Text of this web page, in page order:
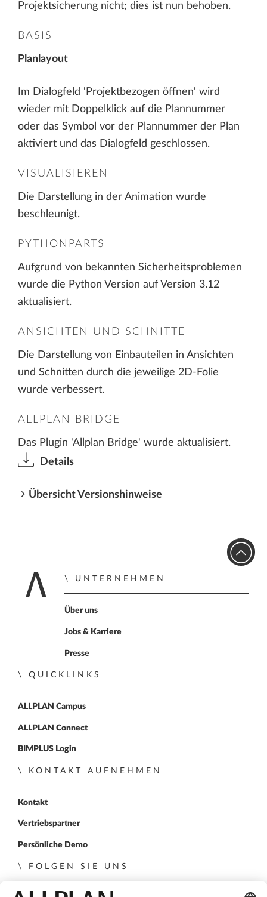
Projektsicherung nicht; dies ist nun behoben.
BASIS
Planlayout
Im Dialogfeld 'Projektbezogen öffnen' wird
wieder mit Doppelklick auf die Plannummer
oder das Symbol vor der Plannummer der Plan
aktiviert und das Dialogfeld geschlossen.
VISUALISIEREN
Die Darstellung in der Animation wurde
beschleunigt.
PYTHONPARTS
Aufgrund von bekannten Sicherheitsproblemen
wurde die Python Version auf Version 3.12
aktualisiert.
ANSICHTEN UND SCHNITTE
Die Darstellung von Einbauteilen in Ansichten
und Schnitten durch die jeweilige 2D-Folie
wurde verbessert.
ALLPLAN BRIDGE
Das Plugin 'Allplan Bridge' wurde aktualisiert.
Details
Übersicht Versionshinweise
Zur Startseite
UNTERNEHMEN
Über uns
Jobs & Karriere
Presse
QUICKLINKS
ALLPLAN Campus
ALLPLAN Connect
BIMPLUS Login
KONTAKT AUFNEHMEN
Kontakt
Vertriebspartner
Persönliche Demo
FOLGEN SIE UNS